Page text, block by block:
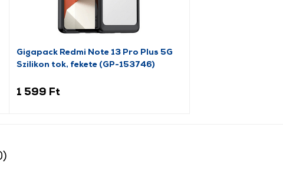
Gigapack Redmi Note 13 Pro Plus 5G
Szilikon tok, fekete (GP-153746)
1 599 Ft